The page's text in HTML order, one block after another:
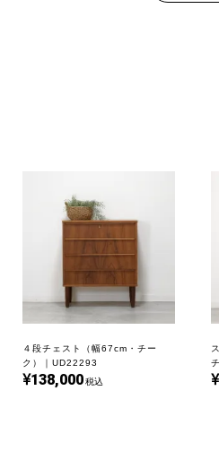
４段チェスト（幅67cm・チー
ク）｜UD22293
138,000税込